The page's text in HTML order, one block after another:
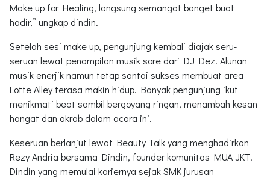
Make up for Healing, langsung semangat banget buat
hadir,” ungkap dindin.
Setelah sesi make up, pengunjung kembali diajak seru-
seruan lewat penampilan musik sore dari DJ Dez. Alunan
musik enerjik namun tetap santai sukses membuat area
Lotte Alley terasa makin hidup. Banyak pengunjung ikut
menikmati beat sambil bergoyang ringan, menambah kesan
hangat dan akrab dalam acara ini.
Keseruan berlanjut lewat Beauty Talk yang menghadirkan
Rezy Andria bersama Dindin, founder komunitas MUA JKT.
Dindin yang memulai kariernya sejak SMK jurusan